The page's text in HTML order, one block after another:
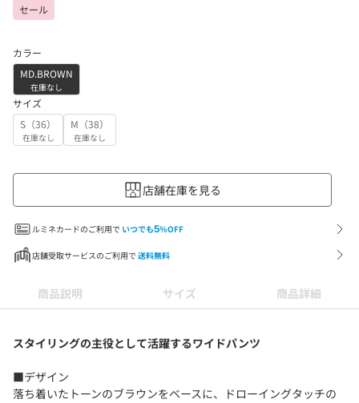
セール
カラー
MD.BROWN
在庫なし
サイズ
S（36）
在庫なし
M（38）
在庫なし
店舗在庫を見る
ルミネカードのご利用で いつでも5%OFF
店舗受取サービスのご利用で 送料無料
商品説明 サイズ 商品詳細
スタイリングの主役として活躍するワイドパンツ
■デザイン
落ち着いたトーンのブラウンをベースに、ドローイングタッチの